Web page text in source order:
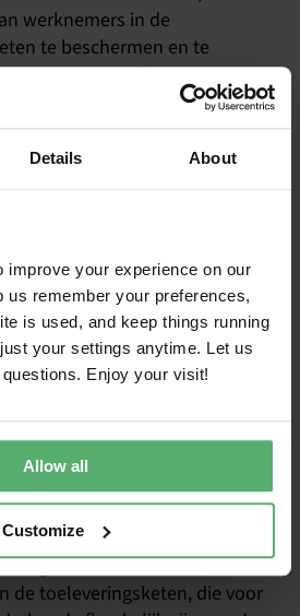
Details About
improve your experience on our
us remember your preferences,
is used, and keep things running
your settings anytime. Let us
Enjoy your visit!
Allow all
Customize
werknemers in de
te beschermen en te
gevaarlijke stoffen weglekken
2022 bereikte e-waste een
ton en de verwachting
zullen zijn in 2030.
stromen van
mogelijk maken.
dit door de
producten te verlengen met
verbeterde
en recycling, samen met het
te verminderen,
stimuleren en organisaties
Bij het aanpakken van de
is het cruciaal dat we de
de toeleveringsketen, die voor